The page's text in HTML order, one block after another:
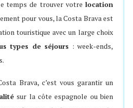
temps de trouver votre location
pour vous, la Costa Brava est
touristique avec un large choix
types de séjours : week-ends,
Brava, c’est vous garantir un
sur la côte espagnole ou bien